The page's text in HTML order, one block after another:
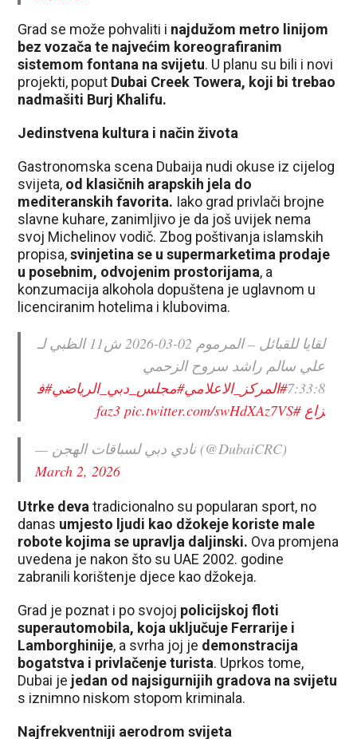
Grad se može pohvaliti i najdužom metro linijom
bez vozača te najvećim koreografiranim
sistemom fontana na svijetu. U planu su bili i novi
projekti, poput Dubai Creek Towera, koji bi trebao
nadmašiti Burj Khalifu.
Jedinstvena kultura i način života
Gastronomska scena Dubaija nudi okuse iz cijelog
svijeta, od klasičnih arapskih jela do
mediteranskih favorita. Iako grad privlači brojne
slavne kuhare, zanimljivo je da još uvijek nema
svoj Michelinov vodič. Zbog poštivanja islamskih
propisa,svinjetina se u supermarketima prodaje
u posebnim, odvojenim prostorijama, a
konzumacija alkohola dopuštena je uglavnom u
licenciranim hotelima i klubovima.
لقايا للقبائل – المرموم 02-03-2026 ش11 الظبي لـ
علي سالم راشد سروح الزحمي
7:33:8#المركز_الاعلامي#مجلس_دبي_الرياضي#ف
زاع #faz3
pic.twitter.com/swHdXAz7VS
— نادي دبي لسباقات الهجن (@DubaiCRC)
March 2, 2026
Utrke deva tradicionalno su popularan sport, no
danas umjesto ljudi kao džokeje koriste male
robote kojima se upravlja daljinski. Ova promjena
uvedena je nakon što su UAE 2002. godine
zabranili korištenje djece kao džokeja.
Grad je poznat i po svojoj policijskoj floti
superautomobila, koja uključuje Ferrarije i
Lamborghinije, a svrha joj je demonstracija
bogatstva i privlačenje turista. Uprkos tome,
Dubai je jedan od najsigurnijih gradova na svijetu
s iznimno niskom stopom kriminala.
Najfrekventniji aerodrom svijeta